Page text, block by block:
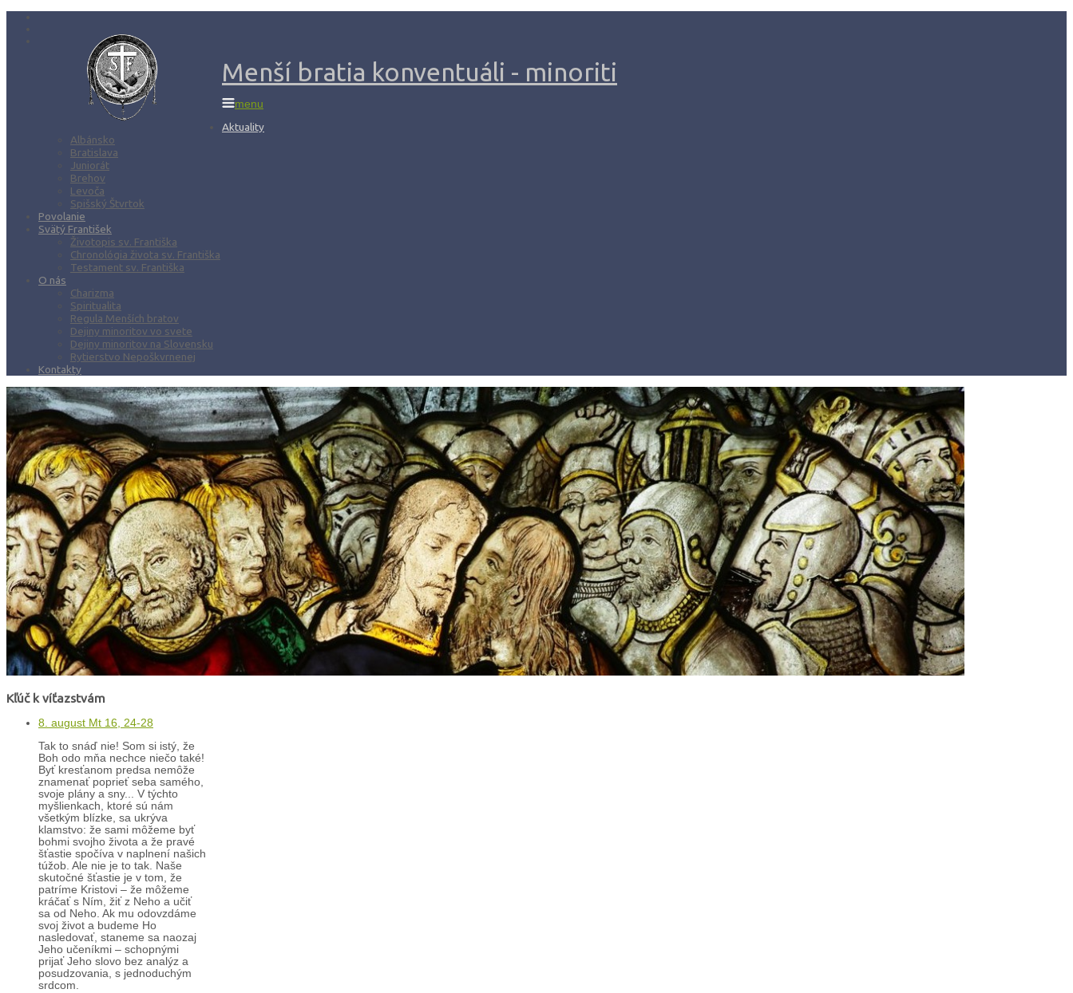
Menší bratia konventuáli - minoriti
menu
Aktuality
Albánsko
Bratislava
Juniorát
Brehov
Levoča
Spišský Štvrtok
Povolanie
Svätý František
Životopis sv. Františka
Chronológia života sv. Františka
Testament sv. Františka
O nás
Charizma
Spiritualita
Regula Menších bratov
Dejiny minoritov vo svete
Dejiny minoritov na Slovensku
Rytierstvo Nepoškvrnenej
Kontakty
Kľúč k víťazstvám
8. august Mt 16, 24-28
Tak to snáď nie! Som si istý, že
Boh odo mňa nechce niečo také!
Byť kresťanom predsa nemôže
znamenať poprieť seba samého,
svoje plány a sny... V týchto
myšlienkach, ktoré sú nám
všetkým blízke, sa ukrýva
klamstvo: že sami môžeme byť
bohmi svojho života a že pravé
šťastie spočíva v naplnení našich
túžob. Ale nie je to tak. Naše
skutočné šťastie je v tom, že
patríme Kristovi – že môžeme
kráčať s Ním, žiť z Neho a učiť
sa od Neho. Ak mu odovzdáme
svoj život a budeme Ho
nasledovať, staneme sa naozaj
Jeho učeníkmi – schopnými
prijať Jeho slovo bez analýz a
posudzovania, s jednoduchým
srdcom.